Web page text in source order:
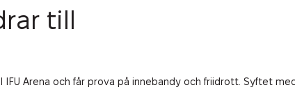
till
Arena och får prova på innebandy och friidrott. Syftet